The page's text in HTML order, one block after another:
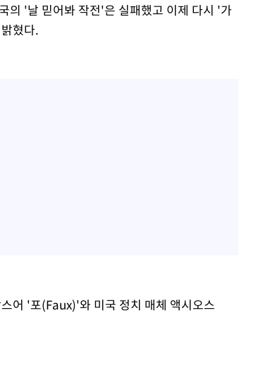
의 '날 믿어봐 작전'은 실패했고 이제 다시 '가
혔다.
어 '포(Faux)'와 미국 정치 매체 액시오스